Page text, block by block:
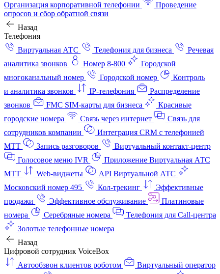
Организация корпоративной телефонии
Проведение
опросов и сбор обратной связи
Назад
Телефония
Виртуальная АТС
Телефония для бизнеса
Речевая
аналитика звонков
Номер 8-800
Городской
многоканальный номер
Городской номер
Контроль
и аналитика звонков
IP-телефония
Распределение
звонков
FMC SIM-карты для бизнеса
Красивые
городские номера
Связь через интернет
Связь для
сотрудников компании
Интеграция CRM с телефонией
МТТ
Запись разговоров
Виртуальный контакт‑центр
Голосовое меню IVR
Приложение Виртуальная АТС
МТТ
Web-виджеты
API Виртуальной АТС
Московский номер 495
Кол-трекинг
Эффективные
продажи
Эффективное обслуживание
Платиновые
номера
Серебряные номера
Телефония для Call-центра
Золотые телефонные номера
Назад
Цифровой сотрудник VoiceBox
Автообзвон клиентов роботом
Виртуальный оператор